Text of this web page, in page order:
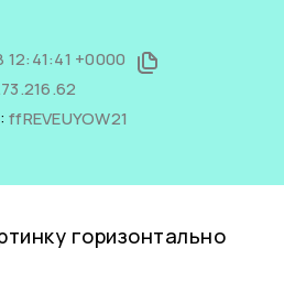
+0000
ffREVEUYOW21
горизонтально